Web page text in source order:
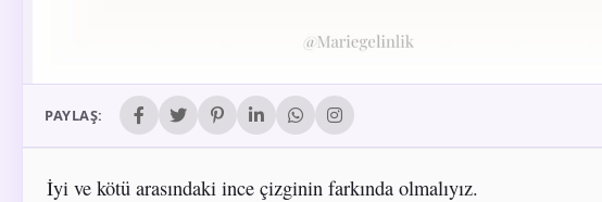
PAYLAŞ:
İyi ve kötü arasındaki ince çizginin farkında olmalıyız.